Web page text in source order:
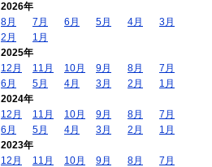
2026年
8月
7月 6月 5月 4月
3月
2月
1月
2025年
12月
11月 10月 9月 8月
7月
6月
5月 4月 3月 2月
1月
2024年
12月
11月 10月 9月 8月
7月
6月
5月 4月 3月 2月
1月
2023年
12月
11月 10月 9月 8月
7月